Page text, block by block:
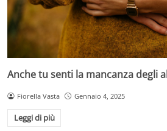
Anche tu senti la mancanza degli
Fiorella Vasta Gennaio 4, 2025
Leggi di più